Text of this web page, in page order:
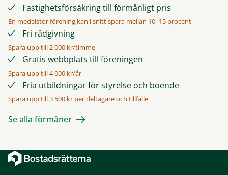
Fastighetsförsäkring till förmånligt pris
En medelstor förening kan i snitt spara mellan 10–15 procent
Fri rådgivning
Spara upp till 2 000 kr/timme
Gratis webbplats till föreningen
Spara upp till 4 000 kr/år
Fria utbildningar för styrelse och boende
Spara upp till 3 500 kr per deltagare och tillfälle
Se alla förmåner